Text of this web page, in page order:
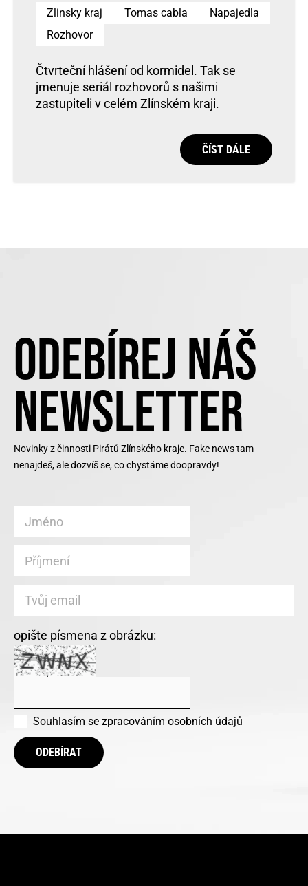
Zlinsky kraj Tomas cabla
Napajedla
Rozhovor
Čtvrteční hlášení od kormidel. Tak se
jmenuje seriál rozhovorů s našimi
zastupiteli v celém Zlínském kraji.
ČÍST DÁLE
ODEBÍREJ NÁŠ
NEWSLETTER
Novinky z činnosti Pirátů Zlínského kraje. Fake news tam
nenajdeš, ale dozvíš se, co chystáme doopravdy!
opište písmena z obrázku:
Souhlasím se zpracováním osobních údajů
ODEBÍRAT